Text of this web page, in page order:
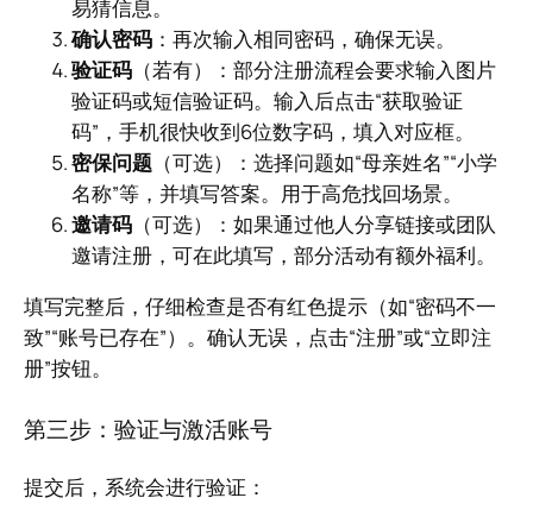
易猜信息。
确认密码 ：再次输入相同密码，确保无误。
验证码 （若有）：部分注册流程会要求输入图片
验证码或短信验证码。输入后点击“获取验证
码”，手机很快收到6位数字码，填入对应框。
密保问题 （可选）：选择问题如“母亲姓名”“小学
名称”等，并填写答案。用于高危找回场景。
邀请码 （可选）：如果通过他人分享链接或团队
邀请注册，可在此填写，部分活动有额外福利。
填写完整后，仔细检查是否有红色提示（如“密码不一
致”“账号已存在”）。确认无误，点击“注册”或“立即注
册”按钮。
第三步：验证与激活账号
提交后，系统会进行验证：